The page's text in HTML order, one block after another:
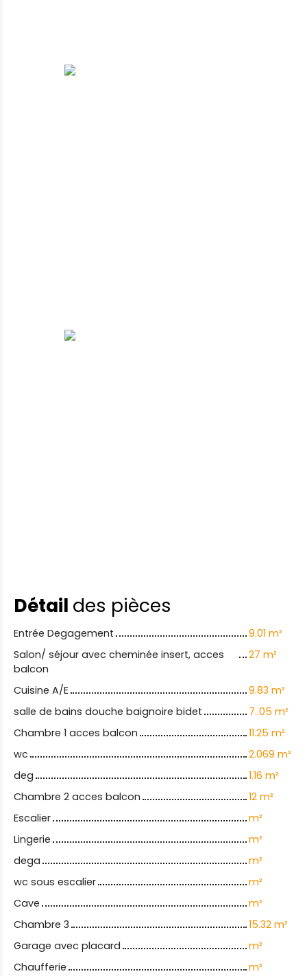
Détail des pièces
Entrée Degagement
9.01 m²
Salon/ séjour avec cheminée insert, acces
balcon
27 m²
Cuisine A/E
9.83 m²
salle de bains douche baignoire bidet
7..05 m²
Chambre 1 acces balcon
11.25 m²
wc
2.069 m²
deg
1.16 m²
Chambre 2 acces balcon
12 m²
Escalier
m²
Lingerie
m²
dega
m²
wc sous escalier
m²
Cave
m²
Chambre 3
15.32 m²
Garage avec placard
m²
Chaufferie
m²